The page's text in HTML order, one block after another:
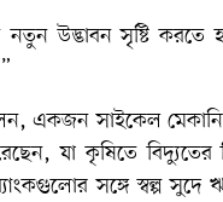
উদ্ভাবন সৃষ্টি
একজন সাইকেল
যা কৃষিতে বিদ্যুতের
সঙ্গে স্বল্প